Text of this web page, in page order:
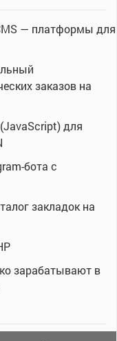
— платформы для
заказов на
для
бота с
закладок на
зарабатывают в